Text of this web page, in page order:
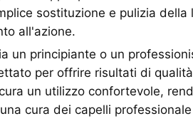
sostituzione e pulizia della
all'azione.
un principiante o un
per offrire risultati di
un utilizzo confortevole,
cura dei capelli